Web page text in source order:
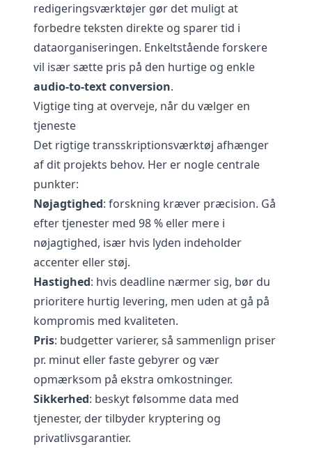
redigeringsværktøjer gør det muligt at
forbedre teksten direkte og sparer tid i
dataorganiseringen. Enkeltstående forskere
vil især sætte pris på den hurtige og enkle
audio-to-text conversion.
Vigtige ting at overveje, når du vælger en
tjeneste
Det rigtige transskriptionsværktøj afhænger
af dit projekts behov. Her er nogle centrale
punkter:
Nøjagtighed: forskning kræver præcision. Gå
efter tjenester med 98 % eller mere i
nøjagtighed, især hvis lyden indeholder
accenter eller støj.
Hastighed: hvis deadline nærmer sig, bør du
prioritere hurtig levering, men uden at gå på
kompromis med kvaliteten.
Pris: budgetter varierer, så sammenlign priser
pr. minut eller faste gebyrer og vær
opmærksom på ekstra omkostninger.
Sikkerhed: beskyt følsomme data med
tjenester, der tilbyder kryptering og
privatlivsgarantier.